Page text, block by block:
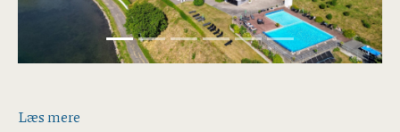
Læs mere